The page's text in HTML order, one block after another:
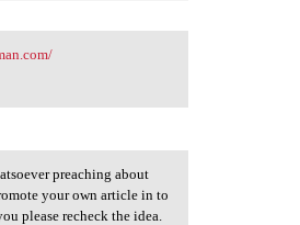
preaching about
your own article in to
please recheck the idea.